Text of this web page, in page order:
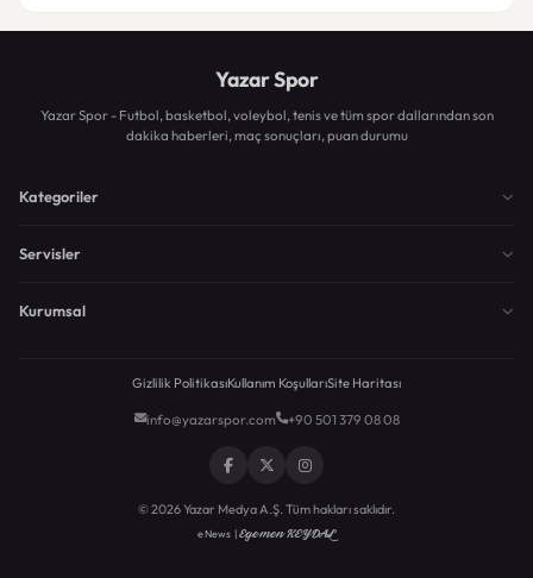
Yazar Spor
Yazar Spor - Futbol, basketbol, voleybol, tenis ve tüm spor dallarından son
dakika haberleri, maç sonuçları, puan durumu
Kategoriler
Servisler
Kurumsal
Gizlilik PolitikasıKullanım KoşullarıSite Haritası
info@yazarspor.com +90 501 379 08 08
© 2026 Yazar Medya A.Ş. Tüm hakları saklıdır.
eNews |Egemen KEYDAL